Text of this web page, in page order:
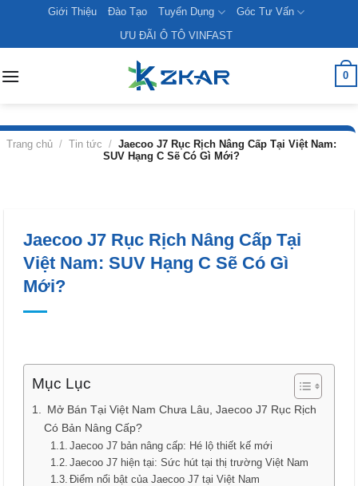
content
Giới Thiệu Đào Tạo Tuyển Dụng
Góc Tư Vấn
ƯU ĐÃI Ô TÔ VINFAST
0
Trang chủ / Tin tức / Jaecoo J7 Rục Rịch Nâng Cấp Tại Việt Nam:
SUV Hạng C Sẽ Có Gì Mới?
Jaecoo J7 Rục Rịch Nâng Cấp Tại
Việt Nam: SUV Hạng C Sẽ Có Gì
Mới?
Mục Lục
Mở Bán Tại Việt Nam Chưa Lâu, Jaecoo J7 Rục Rịch
Có Bản Nâng Cấp?
Jaecoo J7 bản nâng cấp: Hé lộ thiết kế mới
Jaecoo J7 hiện tại: Sức hút tại thị trường Việt Nam
Điểm nổi bật của Jaecoo J7 tại Việt Nam